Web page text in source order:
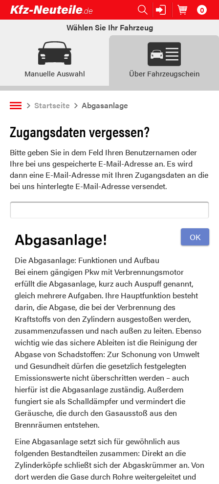
Open submenu (Ersatzteile:)
Ersatzteile: Artikel im
0
Wählen Sie Ihr Fahrzeug
Manuelle Auswahl Über Fahrzeugschein
Startseite Abgasanlage
Zugangsdaten vergessen?
Bitte geben Sie in dem Feld Ihren Benutzernamen oder
Ihre bei uns gespeicherte E-Mail-Adresse an. Es wird
dann eine E-Mail-Adresse mit Ihren Zugangsdaten an die
bei uns hinterlegte E-Mail-Adresse versendet.
Abgasanlage!
Die Abgasanlage: Funktionen und Aufbau
Bei einem gängigen Pkw mit Verbrennungsmotor
erfüllt die Abgasanlage, kurz auch Auspuff genannt,
gleich mehrere Aufgaben. Ihre Hauptfunktion besteht
darin, die Abgase, die bei der Verbrennung des
Kraftstoffs von den Zylindern ausgestoßen werden,
zusammenzufassen und nach außen zu leiten. Ebenso
wichtig wie das sichere Ableiten ist die Reinigung der
Abgase von Schadstoffen: Zur Schonung von Umwelt
und Gesundheit dürfen die gesetzlich festgelegten
Emissionswerte nicht überschritten werden – auch
hierfür ist die Abgasanlage zuständig. Außerdem
fungiert sie als Schalldämpfer und vermindert die
Geräusche, die durch den Gasausstoß aus den
Brennräumen entstehen.
Eine Abgasanlage setzt sich für gewöhnlich aus
folgenden Bestandteilen zusammen: Direkt an die
Zylinderköpfe schließt sich der Abgaskrümmer an. Von
dort werden die Gase durch Rohre weitergeleitet und